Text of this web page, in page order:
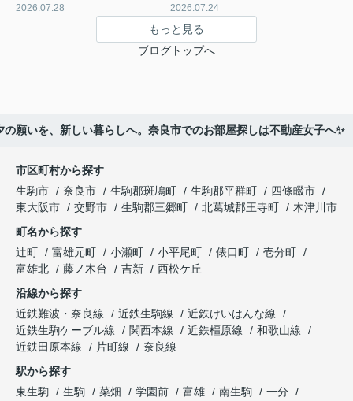
2026.07.28 2026.07.24
もっと見る
ブログトップへ
の願いを、新しい暮らしへ。奈良市でのお部屋探しは不動産女子へ✨
市区町村から探す
生駒市
奈良市 生駒郡斑鳩町 生駒郡平群町
四條畷市
東大阪市
交野市 生駒郡三郷町 北葛城郡王寺町
木津川市
町名から探す
辻町
富雄元町 小瀬町 小平尾町 俵口町
壱分町
富雄北
藤ノ木台 吉新
西松ケ丘
沿線から探す
近鉄難波・奈良線
近鉄生駒線
近鉄けいはんな線
近鉄生駒ケーブル線
関西本線 近鉄橿原線
和歌山線
近鉄田原本線
片町線
奈良線
駅から探す
東生駒
生駒 菜畑 学園前 富雄 南生駒
一分